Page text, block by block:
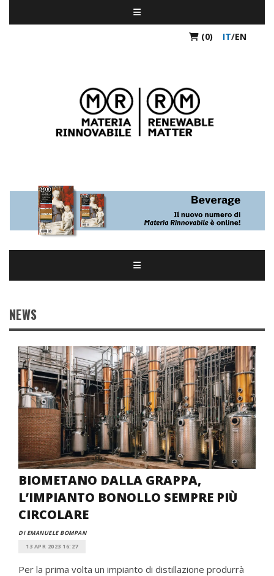
(0) IT/EN
NEWS
BIOMETANO DALLA GRAPPA,
L’IMPIANTO BONOLLO SEMPRE PIÙ
CIRCOLARE
DI EMANUELE BOMPAN
13 APR 2023 16:27
Per la prima volta un impianto di distillazione produrrà